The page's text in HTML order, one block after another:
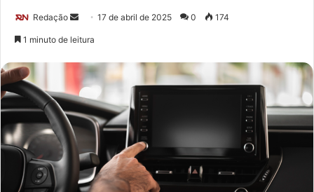
Redação
d
u
m
-
m
a
17 de abril de 2025 0 174
1 minuto de leitura